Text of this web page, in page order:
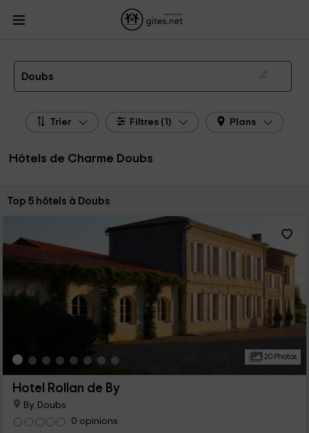
Hôtels de Charme
de Charme Doubs
Doubs
Trier Filtres (1) Plans
Hôtels de Charme Doubs
Trier par:
Top 5 hôtels à Doubs
20 Photos
Hotel Rollan de By
By, Doubs
0 opinions